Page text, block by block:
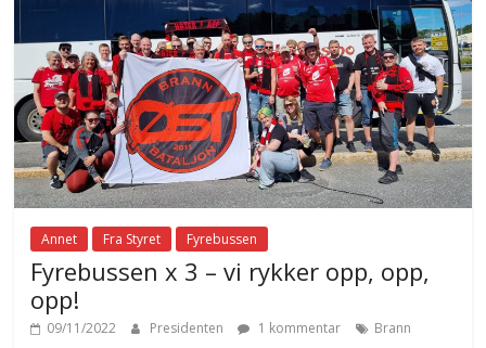
Annet Fra Styret Fyrebussen
Fyrebussen x 3 – vi rykker opp, opp,
opp!
09/11/2022 Presidenten 1 kommentar
Brann